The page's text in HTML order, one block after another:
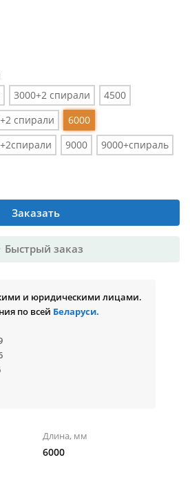
3000+2 спирали
4500
спирали
6000
9000
9000+спираль
Заказать
Быстрый заказ
и юридическими лицами.
по всей Беларуси.
Длина, мм
6000